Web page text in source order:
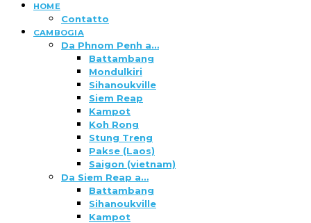
HOME
Contatto
CAMBOGIA
Da Phnom Penh a…
Battambang
Mondulkiri
Sihanoukville
Siem Reap
Kampot
Koh Rong
Stung Treng
Pakse (Laos)
Saigon (vietnam)
Da Siem Reap a…
Battambang
Sihanoukville
Kampot